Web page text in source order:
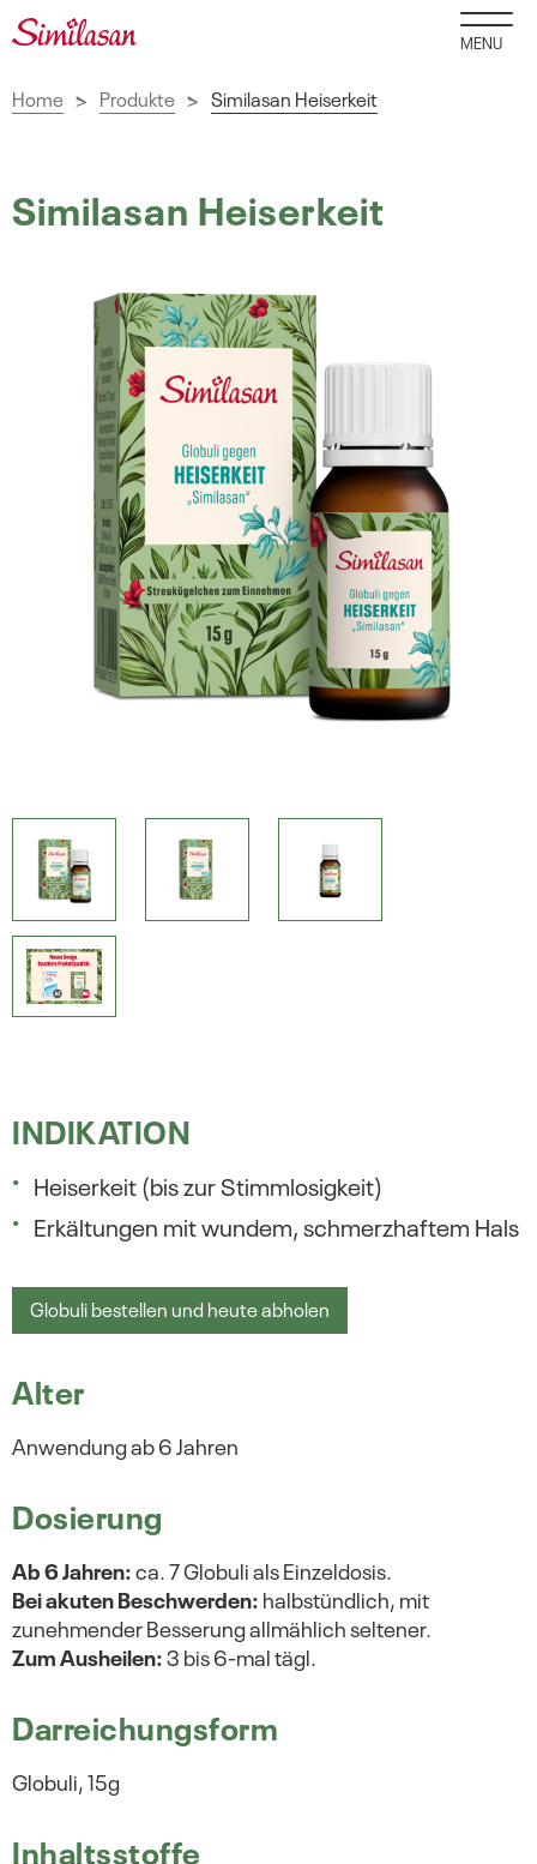
MENU
Home > Produkte > Similasan Heiserkeit
Similasan Heiserkeit
INDIKATION
Heiserkeit (bis zur Stimmlosigkeit)
Erkältungen mit wundem, schmerzhaftem Hals
Globuli bestellen und heute abholen
Alter
Anwendung ab 6 Jahren
Dosierung
Ab 6 Jahren:ca. 7 Globuli als Einzeldosis.
Bei akuten Beschwerden:halbstündlich, mit
zunehmender Besserung allmählich seltener.
Zum Ausheilen:3 bis 6-mal tägl.
Darreichungsform
Globuli, 15g
Inhaltsstoffe